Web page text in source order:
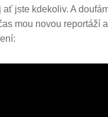
ať jste kdekoliv. A
mou novou reportáží